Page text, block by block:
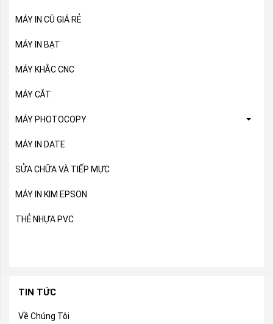
MÁY IN CŨ GIÁ RẺ
MÁY IN BẠT
MÁY KHẮC CNC
MÁY CẮT
MÁY PHOTOCOPY
MÁY IN DATE
SỬA CHỮA VÀ TIẾP MỰC
MÁY IN KIM EPSON
THẺ NHỰA PVC
TIN TỨC
Về Chúng Tôi